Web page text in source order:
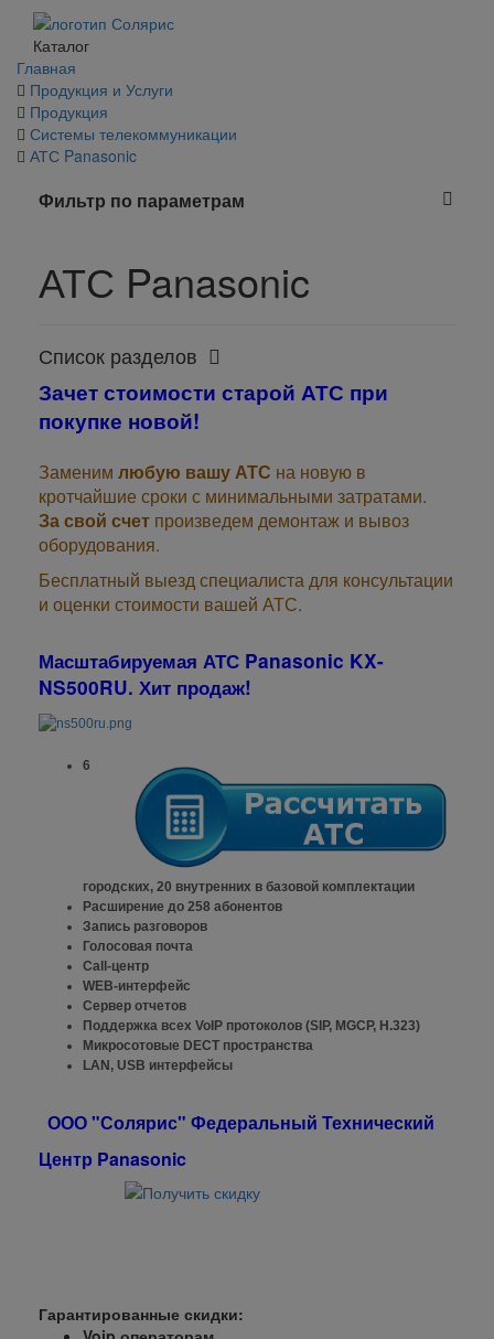
Каталог
Главная
Продукция и Услуги
Продукция
Системы телекоммуникации
АТС Panasonic
Фильтр по параметрам
АТС Panasonic
Список разделов
Зачет стоимости старой АТС при
покупке новой!
Заменим любую вашу АТС на новую в
кротчайшие сроки с минимальными затратами.
За свой счет произведем демонтаж и вывоз
оборудования.
Бесплатный выезд специалиста для консультации
и оценки стоимости вашей АТС.
Масштабируемая АТС Panasonic KX-
NS500RU. Хит продаж!
6
городских, 20 внутренних в базовой комплектации
Расширение до 258 абонентов
Запись разговоров
Голосовая почта
Call-центр
WEB-интерфейс
Сервер отчетов
Поддержка всех VoIP протоколов (SIP, MGCP, H.323)
Микросотовые DECT пространства
LAN, USB интерфейсы
ООО "Солярис" Федеральный Технический
Центр Panasonic
Гарантированные скидки: